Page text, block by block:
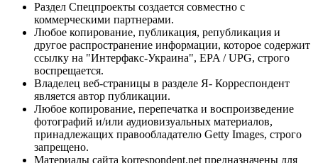
Раздел Спецпроекты создается совместно с
коммерческими партнерами.
Любое копирование, публикация, републикация и
другое распространение информации, которое содержит
ссылку на "Интерфакс-Украина", EPA / UPG, строго
воспрещается.
Владелец веб-страницы в разделе Я- Корреспондент
является автор публикации.
Любое копирование, перепечатка и воспроизведение
фотографий и/или аудиовизуальных материалов,
принадлежащих правообладателю Getty Images, строго
запрещено.
Материалы сайта korrespondent.net предназначены для